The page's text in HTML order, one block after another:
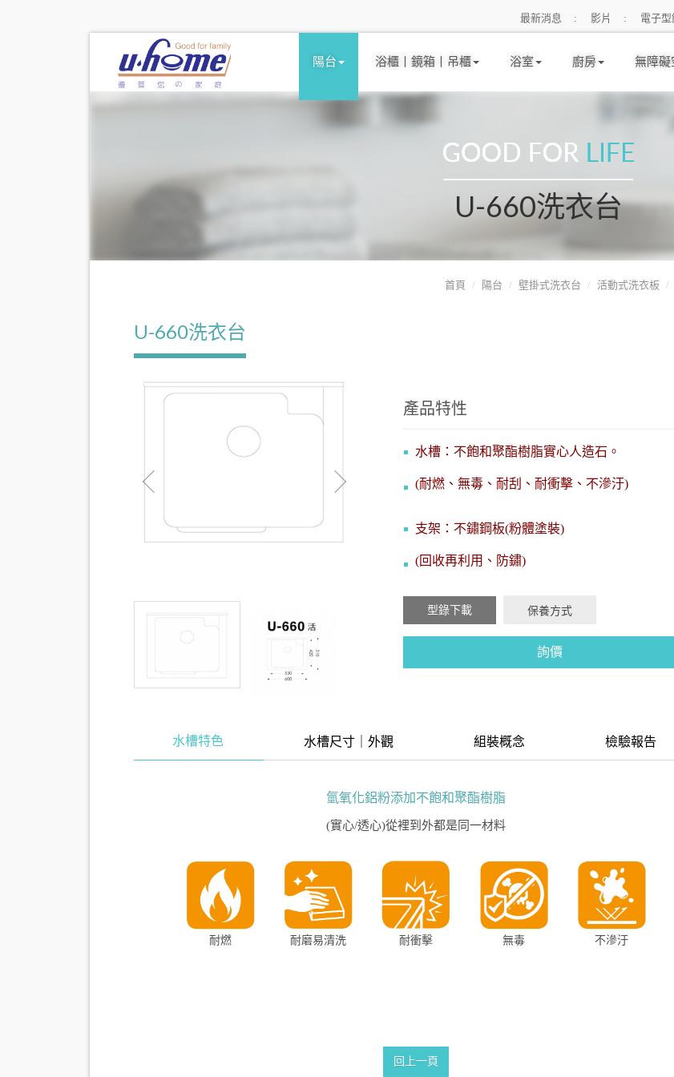
最新消息 影片 電子型
陽台 浴櫃丨鏡箱丨吊櫃 浴室 廚房 無障礙
U-660洗衣台
首頁 陽台 壁掛式洗衣台 活動式洗衣板
U-660洗衣台
產品特性
水槽：不飽和聚酯樹脂實心人造石。
(耐燃、無毒、耐刮、耐衝擊、不滲汙)
支架：不鏽鋼板(粉體塗裝)
(回收再利用、防鏽)
型錄下載 保養方式
詢價
水槽特色 水槽尺寸｜外觀 組裝概念 檢驗報告
氫氧化鋁粉添加不飽和聚酯樹脂
(實心/透心)從裡到外都是同一材料
耐燃 耐磨易清洗 耐衝擊 無毒 不滲汙
回上一頁